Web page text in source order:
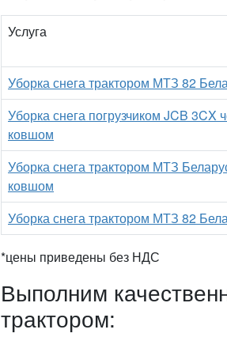
Услуга
Уборка снега трактором МТЗ 82
Уборка снега погрузчиком JCB
ковшом
Уборка снега трактором МТЗ
ковшом
Уборка снега трактором МТЗ 82
*цены приведены без НДС
Выполним
трактором: